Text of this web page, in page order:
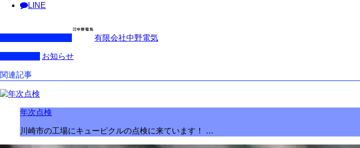
LINE
有限会社中野電気
お知らせ
関連記事
年次点検
川崎市の工場にキューピクルの点検に来ています！ …